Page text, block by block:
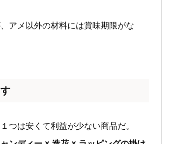
アメ以外の材料には賞味期限がな
つは安くて利益が少ない商品だ。